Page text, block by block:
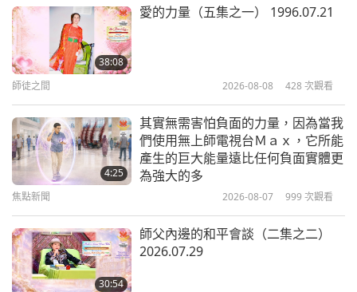
說：「比如什麼顏色？」她說：「比如我的顏色」，
她的顏色，紅色。看起來就像稀釋在雪花裡的醬油。
所以在她告訴我很多事情後，我看著她的頭髮說：
「不，如果像你的顏色，就算了吧！算了吧！我不要
醬油色。我喜歡中國菜，但不喜歡在頭髮上塗醬
油。」
所以我罵了她好一陣子，因為她對我說教太久了，洗
了我的頭髮，還趁機摸我的頭等等。然後後來，她缺
這缺那。她告訴我要做這個、做那個。噢，我感覺被
騙了，就像我被騙了一樣。所以我很生氣。我說：
「不，不，你走吧。出去，出去。我不要你做頭髮，
在開悟中歡笑（八集之一）
2007.12.27
化身與亡魂的不同（十集之一）
38:08
愛的力量（五集之一） 1996.07.21
師徒之間 2026-08-08 428 次觀看
4:25
其實無需害怕負面的力量，因為當我
們使用無上師電視台Ｍａｘ，它所能
產生的巨大能量遠比任何負面實體更
為強大的多
焦點新聞 2026-08-07 999 次觀看
30:54
師父內邊的和平會談（二集之二）
2026.07.29